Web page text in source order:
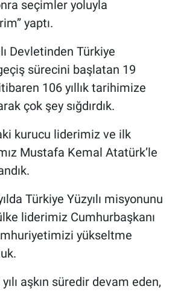
seçimler yoluyla
yaptı.
Devletinden Türkiye
sürecini başlatan 19
106 yıllık tarihimize
çok şey sığdırdık.
kurucu liderimiz ve ilk
Mustafa Kemal Atatürk’le
Türkiye Yüzyılı misyonunu
liderimiz Cumhurbaşkanı
yükseltme
aşkın süredir devam eden,